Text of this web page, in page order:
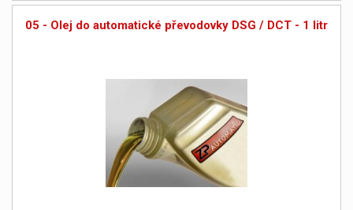
05 - Olej do automatické převodovky DSG / DCT - 1 litr